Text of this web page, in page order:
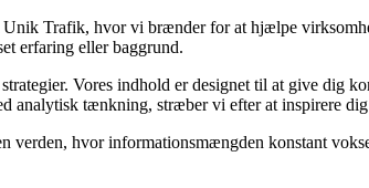
Trafik, hvor vi brænder for at hjælpe
erfaring eller baggrund.
Vores indhold er designet til at give dig
analytisk tænkning, stræber vi efter at inspirere
hvor informationsmængden konstant